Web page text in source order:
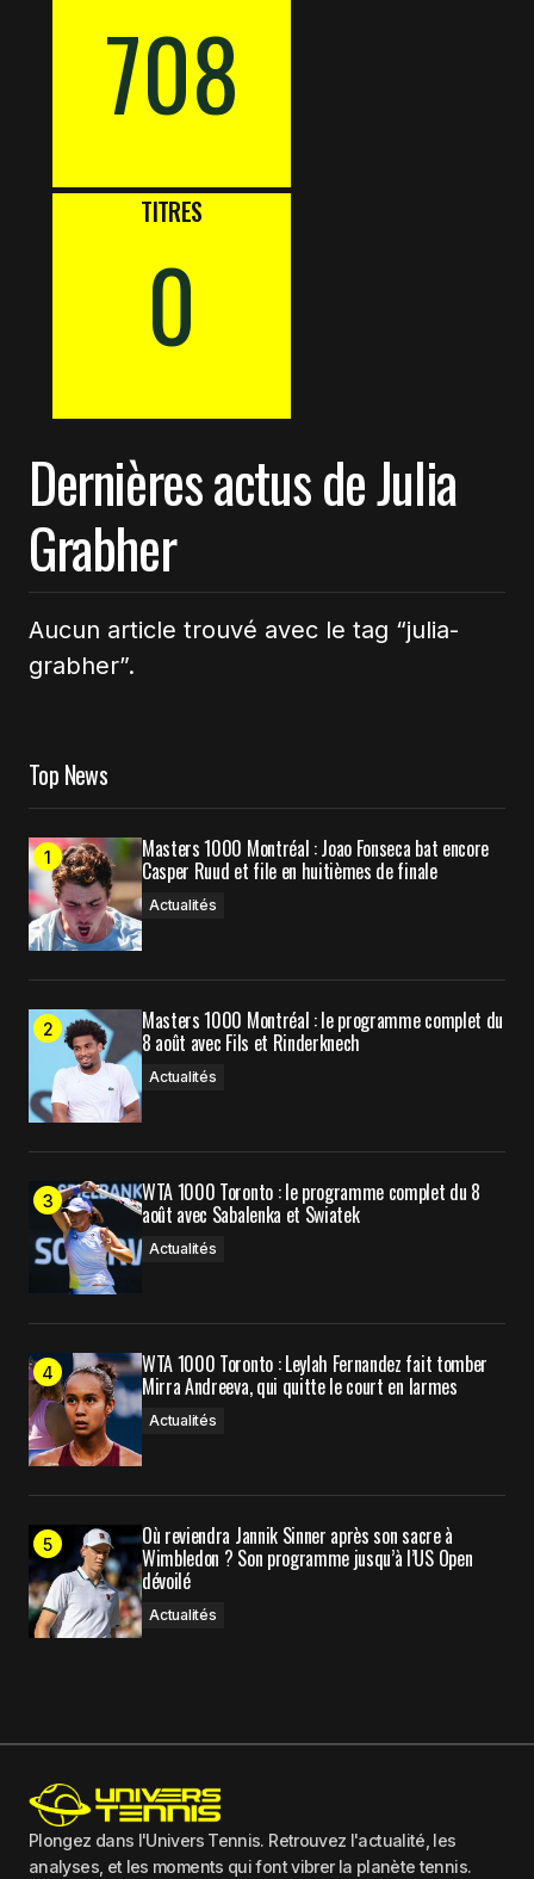
708
TITRES
0
Dernières actus de Julia
Grabher
Aucun article trouvé avec le tag “julia-
grabher”.
Top News
Masters 1000 Montréal : Joao Fonseca bat encore
Casper Ruud et file en huitièmes de finale
Actualités
Masters 1000 Montréal : le programme complet du
8 août avec Fils et Rinderknech
Actualités
WTA 1000 Toronto : le programme complet du 8
août avec Sabalenka et Swiatek
Actualités
WTA 1000 Toronto : Leylah Fernandez fait tomber
Mirra Andreeva, qui quitte le court en larmes
Actualités
Où reviendra Jannik Sinner après son sacre à
Wimbledon ? Son programme jusqu’à l’US Open
dévoilé
Actualités
Plongez dans l'Univers Tennis. Retrouvez l'actualité, les
analyses, et les moments qui font vibrer la planète tennis.